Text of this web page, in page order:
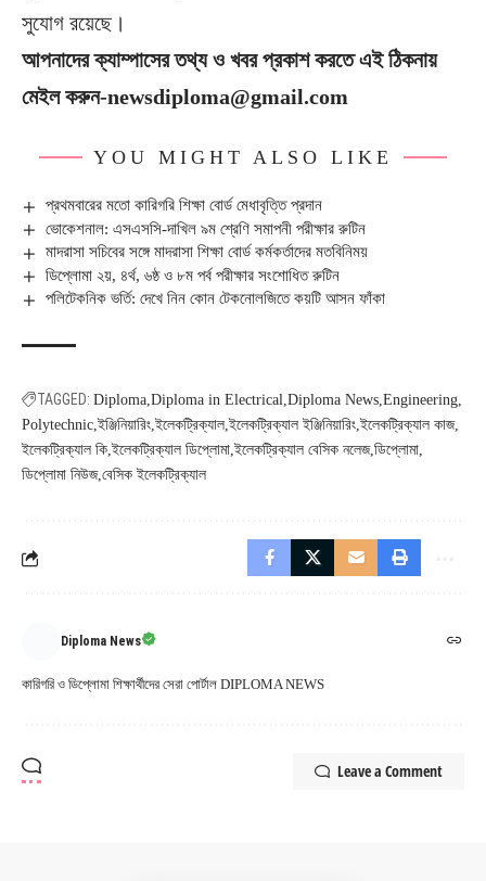
সুযোগ রয়েছে।
আপনাদের ক্যাম্পাসের তথ্য ও খবর প্রকাশ করতে এই ঠিকনায়
মেইল করুন-newsdiploma@gmail.com
YOU MIGHT ALSO LIKE
প্রথমবারের মতো কারিগরি শিক্ষা বোর্ড মেধাবৃত্তি প্রদান
ভোকেশনাল: এসএসসি-দাখিল ৯ম শ্রেণি সমাপনী পরীক্ষার রুটিন
মাদরাসা সচিবের সঙ্গে মাদরাসা শিক্ষা বোর্ড কর্মকর্তাদের মতবিনিময়
ডিপ্লোমা ২য়, ৪র্থ, ৬ষ্ঠ ও ৮ম পর্ব পরীক্ষার সংশোধিত রুটিন
পলিটেকনিক ভর্তি: দেখে নিন কোন টেকনোলজিতে কয়টি আসন ফাঁকা
TAGGED: Diploma Diploma in Electrical Diploma News Engineering
Polytechnic ইঞ্জিনিয়ারিং ইলেকট্রিক্যাল ইলেকট্রিক্যাল ইঞ্জিনিয়ারিং ইলেকট্রিক্যাল কাজ
ইলেকট্রিক্যাল কি ইলেকট্রিক্যাল ডিপ্লোমা ইলেকট্রিক্যাল বেসিক নলেজ ডিপ্লোমা
ডিপ্লোমা নিউজ বেসিক ইলেকট্রিক্যাল
Diploma News
কারিগরি ও ডিপ্লোমা শিক্ষার্থীদের সেরা পোর্টাল DIPLOMA NEWS
Leave a Comment